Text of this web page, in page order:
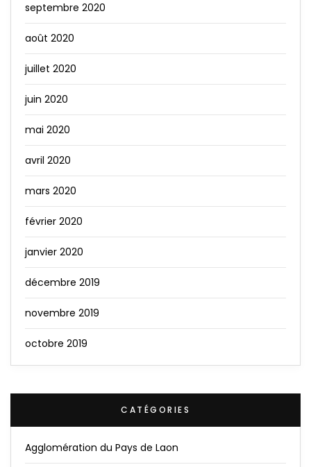
septembre 2020
août 2020
juillet 2020
juin 2020
mai 2020
avril 2020
mars 2020
février 2020
janvier 2020
décembre 2019
novembre 2019
octobre 2019
CATÉGORIES
Agglomération du Pays de Laon